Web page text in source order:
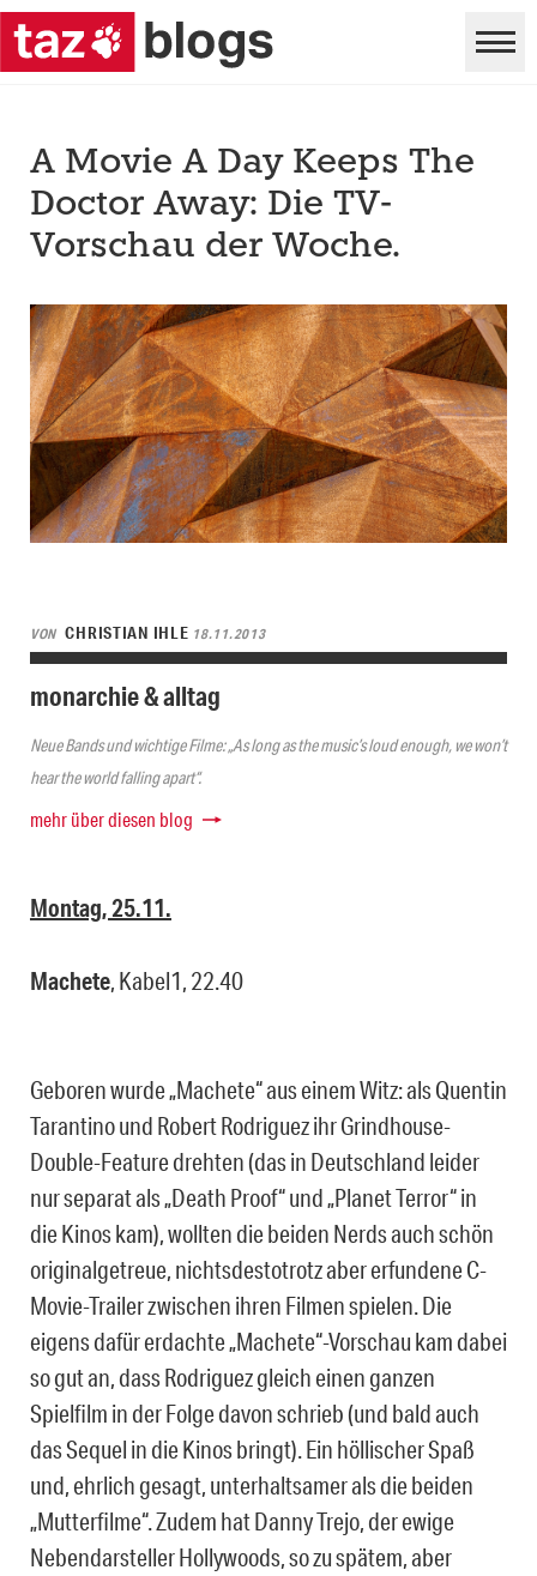
A Movie A Day Keeps The
Doctor Away: Die TV-
Vorschau der Woche.
VON CHRISTIAN IHLE 18.11.2013
monarchie & alltag
Neue Bands und wichtige Filme: „As long as the music’s loud enough, we won’t
hear the world falling apart“.
mehr über diesen blog
Montag, 25.11.
Machete, Kabel1, 22.40
Geboren wurde „Machete“ aus einem Witz: als Quentin
Tarantino und Robert Rodriguez ihr Grindhouse-
Double-Feature drehten (das in Deutschland leider
nur separat als „Death Proof“ und „Planet Terror“ in
die Kinos kam), wollten die beiden Nerds auch schön
originalgetreue, nichtsdestotrotz aber erfundene C-
Movie-Trailer zwischen ihren Filmen spielen. Die
eigens dafür erdachte „Machete“-Vorschau kam dabei
so gut an, dass Rodriguez gleich einen ganzen
Spielfilm in der Folge davon schrieb (und bald auch
das Sequel in die Kinos bringt). Ein höllischer Spaß
und, ehrlich gesagt, unterhaltsamer als die beiden
„Mutterfilme“. Zudem hat Danny Trejo, der ewige
Nebendarsteller Hollywoods, so zu spätem, aber